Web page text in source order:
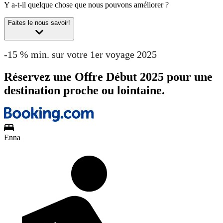
Y a-t-il quelque chose que nous pouvons améliorer ?
Faites le nous savoir!
-15 % min. sur votre 1er voyage 2025
Réservez une Offre Début 2025 pour une
destination proche ou lointaine.
Enna